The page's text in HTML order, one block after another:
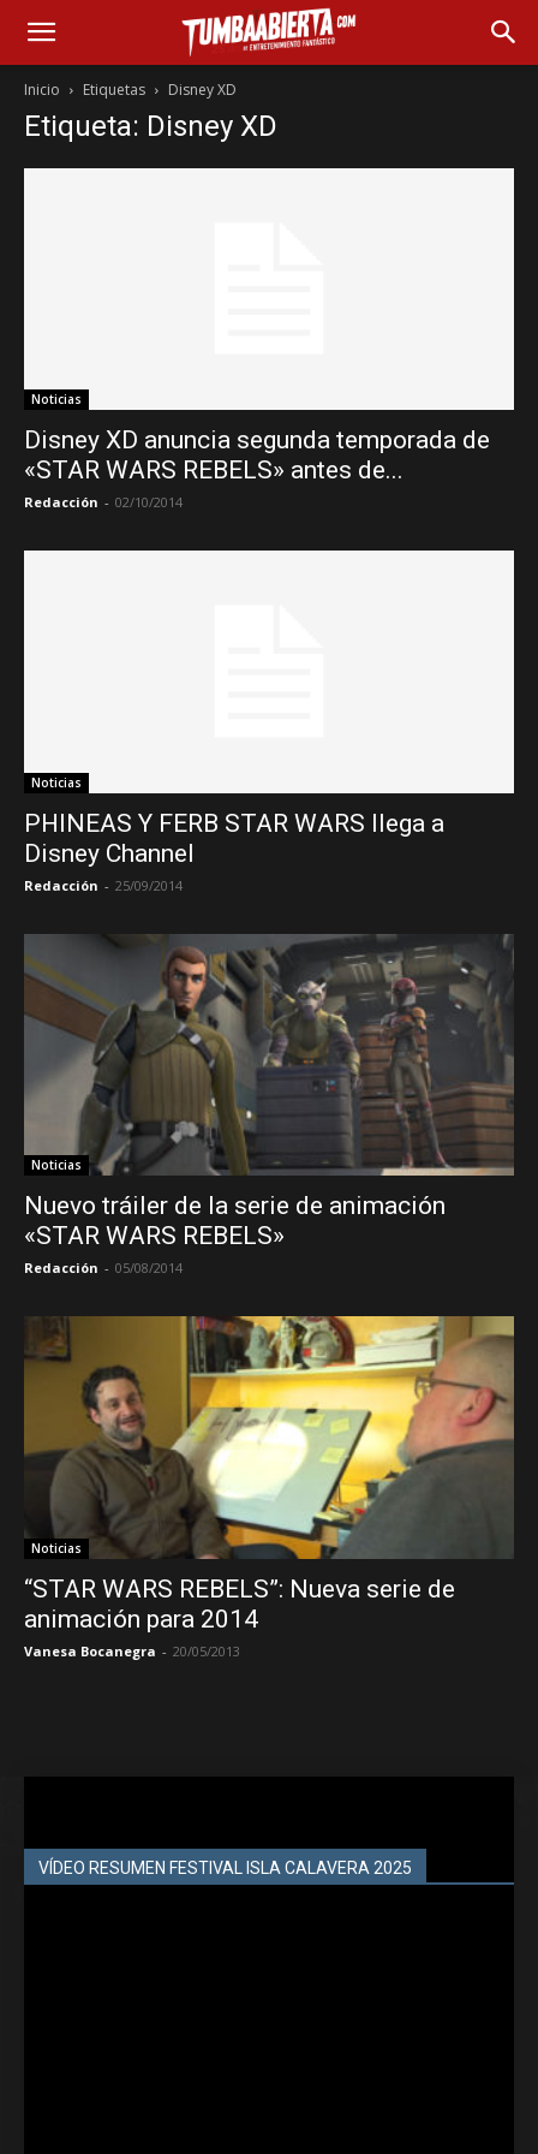
Inicio Etiquetas Disney XD
Etiqueta: Disney XD
Noticias
Disney XD anuncia segunda temporada de
«STAR WARS REBELS» antes de...
Redacción - 02/10/2014
Noticias
PHINEAS Y FERB STAR WARS llega a
Disney Channel
Redacción - 25/09/2014
Noticias
Nuevo tráiler de la serie de animación
«STAR WARS REBELS»
Redacción - 05/08/2014
Noticias
“STAR WARS REBELS”: Nueva serie de
animación para 2014
Vanesa Bocanegra - 20/05/2013
VÍDEO RESUMEN FESTIVAL ISLA CALAVERA 2025